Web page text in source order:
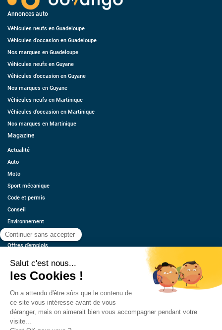
Annonces auto
Véhicules neufs en Guadeloupe
Véhicules d’occasion en Guadeloupe
Nos marques en Guadeloupe
Véhicules neufs en Guyane
Véhicules d’occasion en Guyane
Nos marques en Guyane
Véhicules neufs en Martinique
Véhicules d’occasion en Martinique
Nos marques en Martinique
Magazine
Actualité
Auto
Moto
Sport mécanique
Code et permis
Conseil
Environnement
Économie
Offres d’emplois
Contact
Estimez votre voiture
Mentions légales